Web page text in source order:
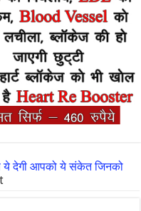
ये देगी आपको ये संकेत जिनको